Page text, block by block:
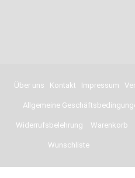
Über uns Kontakt Impressum
Allgemeine
Widerrufsbelehrung Warenkorb
Wunschliste